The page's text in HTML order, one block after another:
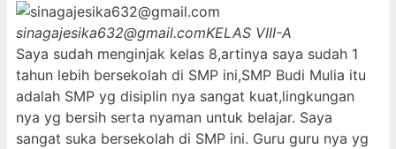
sinagajesika632@gmail.comKELAS VIII-A
Saya sudah menginjak kelas 8,artinya saya sudah 1
tahun lebih bersekolah di SMP ini,SMP Budi Mulia itu
adalah SMP yg disiplin nya sangat kuat,lingkungan
nya yg bersih serta nyaman untuk belajar. Saya
sangat suka bersekolah di SMP ini. Guru guru nya yg